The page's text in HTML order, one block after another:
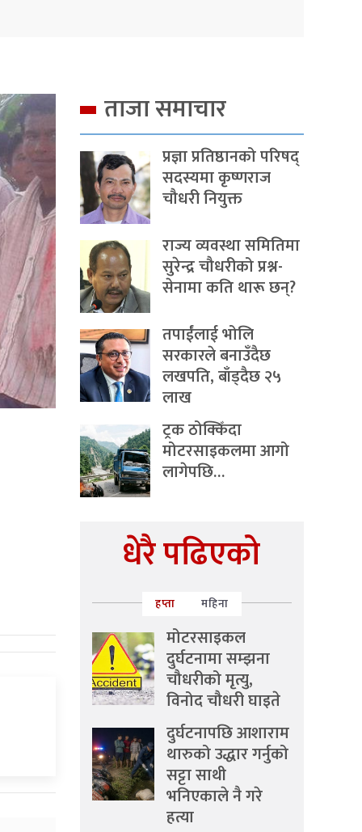
ताजा समाचार
प्रज्ञा प्रतिष्ठानको परिषद्
सदस्यमा कृष्णराज
चौधरी नियुक्त
राज्य व्यवस्था समितिमा
सुरेन्द्र चौधरीको प्रश्न-
सेनामा कति थारू छन्?
तपाईंलाई भोलि
सरकारले बनाउँदैछ
लखपति, बाँड्दैछ २५
लाख
ट्रक ठोक्किँदा
मोटरसाइकलमा आगो
लागेपछि…
धेरै पढिएको
हप्ता महिना
मोटरसाइकल
दुर्घटनामा सम्झना
चौधरीको मृत्यु,
विनोद चौधरी घाइते
दुर्घटनापछि आशाराम
थारुको उद्धार गर्नुको
सट्टा साथी
भनिएकाले नै गरे
हत्या